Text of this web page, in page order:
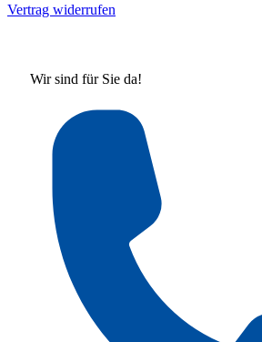
Vertrag widerrufen
Wir sind für Sie da!